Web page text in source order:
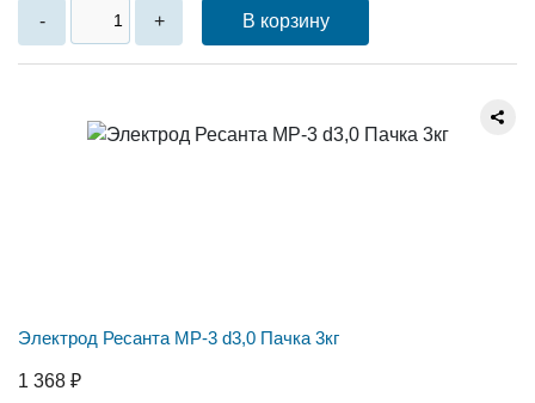
- + В корзину
Электрод Ресанта МР-3 d3,0 Пачка 3кг
1 368 ₽